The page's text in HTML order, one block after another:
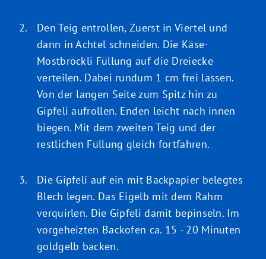
Den Teig entrollen, Zuerst in Viertel und
dann in Achtel schneiden. Die Käse-
Mostbröckli Füllung auf die Dreiecke
verteilen. Dabei rundum 1 cm frei lassen.
Von der langen Seite zum Spitz hin zu
Gipfeli aufrollen. Enden leicht nach innen
biegen. Mit dem zweiten Teig und der
restlichen Füllung gleich fortfahren.
Die Gipfeli auf ein mit Backpapier belegtes
Blech legen. Das Eigelb mit dem Rahm
verquirlen. Die Gipfeli damit bepinseln. Im
vorgeheizten Backofen ca. 15 - 20 Minuten
goldgelb backen.